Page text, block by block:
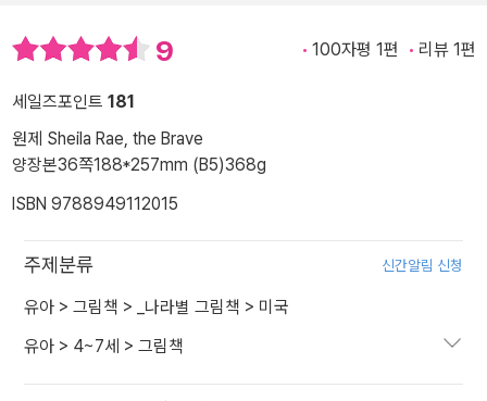
9 100자평 1편 리뷰 1편
세일즈포인트 181
원제 Sheila Rae, the Brave
양장본36쪽188*257mm (B5)368g
ISBN 9788949112015
주제분류 신간알림 신청
유아 > 그림책 > _나라별 그림책 > 미국
유아 > 4~7세 > 그림책